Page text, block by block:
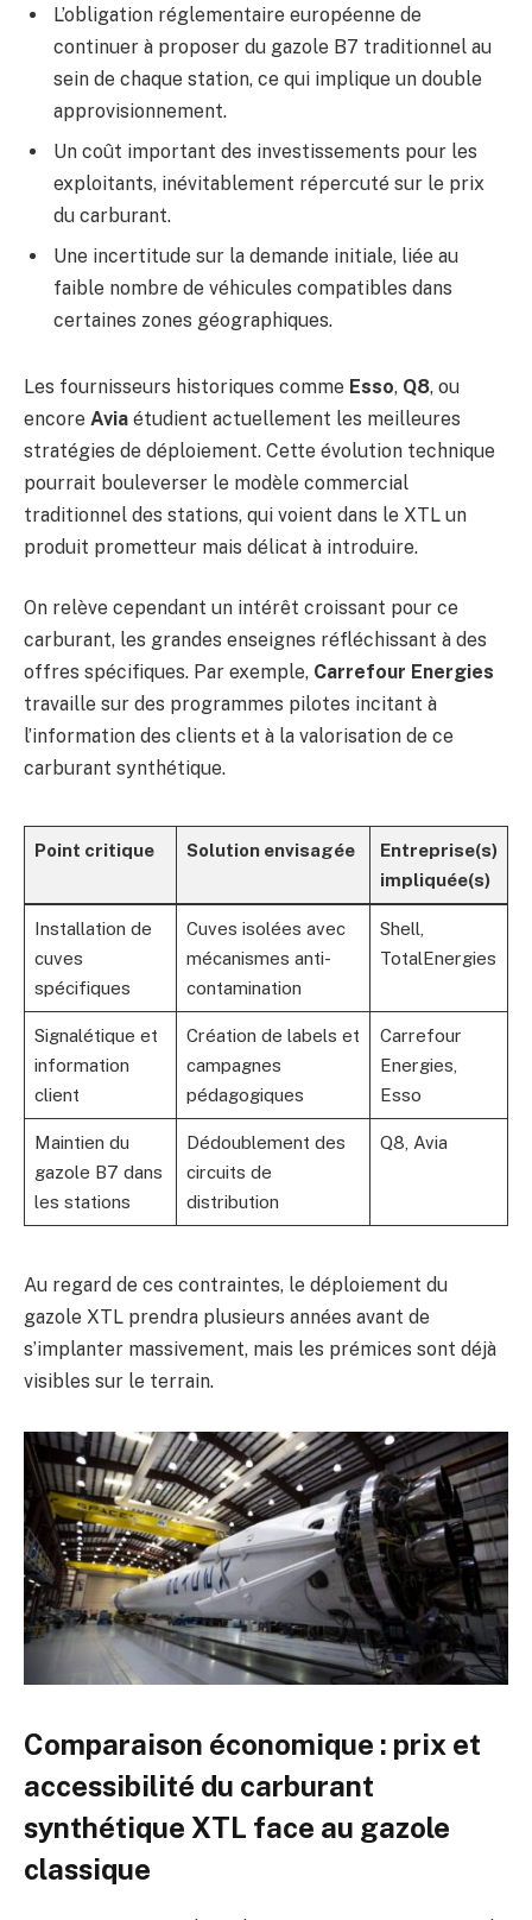
L’obligation réglementaire européenne de
continuer à proposer du gazole B7 traditionnel au
sein de chaque station, ce qui implique un double
approvisionnement.
Un coût important des investissements pour les
exploitants, inévitablement répercuté sur le prix
du carburant.
Une incertitude sur la demande initiale, liée au
faible nombre de véhicules compatibles dans
certaines zones géographiques.
Les fournisseurs historiques comme Esso, Q8, ou
encore Avia étudient actuellement les meilleures
stratégies de déploiement. Cette évolution technique
pourrait bouleverser le modèle commercial
traditionnel des stations, qui voient dans le XTL un
produit prometteur mais délicat à introduire.
On relève cependant un intérêt croissant pour ce
carburant, les grandes enseignes réfléchissant à des
offres spécifiques. Par exemple, Carrefour Energies
travaille sur des programmes pilotes incitant à
l’information des clients et à la valorisation de ce
carburant synthétique.
Point critique Solution envisagée
Entreprise(s)
impliquée(s)
Installation de
cuves
spécifiques
Cuves isolées avec
mécanismes anti-
contamination
Shell,
TotalEnergies
Signalétique et
information
client
Création de labels et
campagnes
pédagogiques
Carrefour
Energies,
Esso
Maintien du
gazole B7 dans
les stations
Dédoublement des
circuits de
distribution
Q8, Avia
Au regard de ces contraintes, le déploiement du
gazole XTL prendra plusieurs années avant de
s’implanter massivement, mais les prémices sont déjà
visibles sur le terrain.
Comparaison économique : prix et
accessibilité du carburant
synthétique XTL face au gazole
classique